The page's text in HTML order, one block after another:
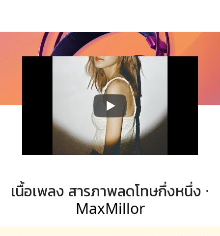
เนื้อเพลง สารภาพลดโทษกึ่งหนึ่ง ·
MaxMillor